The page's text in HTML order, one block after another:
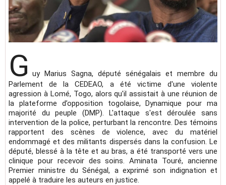
G uy Marius Sagna, député sénégalais et membre du
Parlement de la CEDEAO, a été victime d'une violente
agression à Lomé, Togo, alors qu'il assistait à une réunion de
la plateforme d’opposition togolaise, Dynamique pour ma
majorité du peuple (DMP). L'attaque s'est déroulée sans
intervention de la police, perturbant la rencontre. Des témoins
rapportent des scènes de violence, avec du matériel
endommagé et des militants dispersés dans la confusion. Le
député, blessé à la tête et au bras, a été transporté vers une
clinique pour recevoir des soins. Aminata Touré, ancienne
Premier ministre du Sénégal, a exprimé son indignation et
appelé à traduire les auteurs en justice.